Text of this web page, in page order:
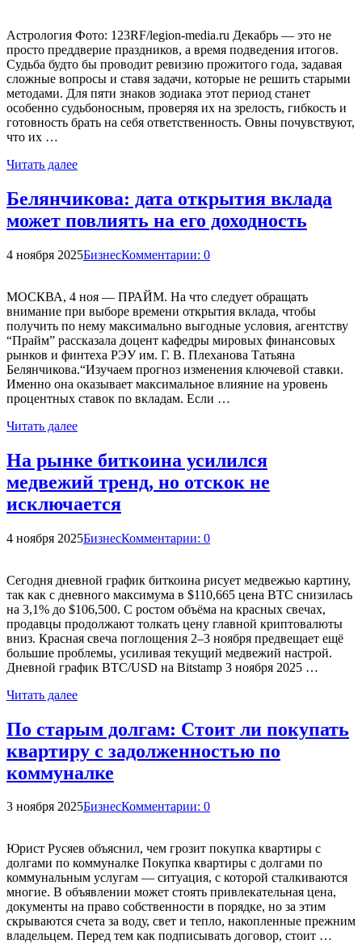
Астрология Фото: 123RF/legion-media.ru Декабрь — это не
просто преддверие праздников, а время подведения итогов.
Судьба будто бы проводит ревизию прожитого года, задавая
сложные вопросы и ставя задачи, которые не решить старыми
методами. Для пяти знаков зодиака этот период станет
особенно судьбоносным, проверяя их на зрелость, гибкость и
готовность брать на себя ответственность. Овны почувствуют,
что их …
Читать далее
Белянчикова: дата открытия вклада
может повлиять на его доходность
4 ноября 2025БизнесКомментарии: 0
МОСКВА, 4 ноя — ПРАЙМ. На что следует обращать
внимание при выборе времени открытия вклада, чтобы
получить по нему максимально выгодные условия, агентству
“Прайм” рассказала доцент кафедры мировых финансовых
рынков и финтеха РЭУ им. Г. В. Плеханова Татьяна
Белянчикова.“Изучаем прогноз изменения ключевой ставки.
Именно она оказывает максимальное влияние на уровень
процентных ставок по вкладам. Если …
Читать далее
На рынке биткоина усилился
медвежий тренд, но отскок не
исключается
4 ноября 2025БизнесКомментарии: 0
Сегодня дневной график биткоина рисует медвежью картину,
так как с дневного максимума в $110,665 цена BTC снизилась
на 3,1% до $106,500. С ростом объёма на красных свечах,
продавцы продолжают толкать цену главной криптовалюты
вниз. Красная свеча поглощения 2–3 ноября предвещает ещё
большие проблемы, усиливая текущий медвежий настрой.
Дневной график BTC/USD на Bitstamp 3 ноября 2025 …
Читать далее
По старым долгам: Стоит ли покупать
квартиру с задолженностью по
коммуналке
3 ноября 2025БизнесКомментарии: 0
Юрист Русяев объяснил, чем грозит покупка квартиры с
долгами по коммуналке Покупка квартиры с долгами по
коммунальным услугам — ситуация, с которой сталкиваются
многие. В объявлении может стоять привлекательная цена,
документы на право собственности в порядке, но за этим
скрываются счета за воду, свет и тепло, накопленные прежним
владельцем. Перед тем как подписывать договор, стоит …